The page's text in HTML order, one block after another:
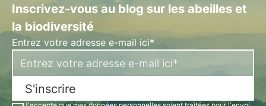
Inscrivez-vous au blog sur les abeilles et
la biodiversité
Entrez votre adresse e-mail ici*
S'inscrire